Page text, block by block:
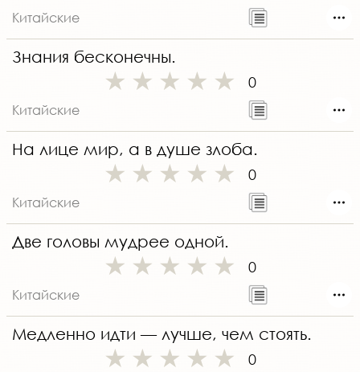
Китайские
Знания бесконечны.
0
Китайские
На лице мир, а в душе злоба.
0
Китайские
Две головы мудрее одной.
0
Китайские
Медленно идти — лучше, чем стоять.
0